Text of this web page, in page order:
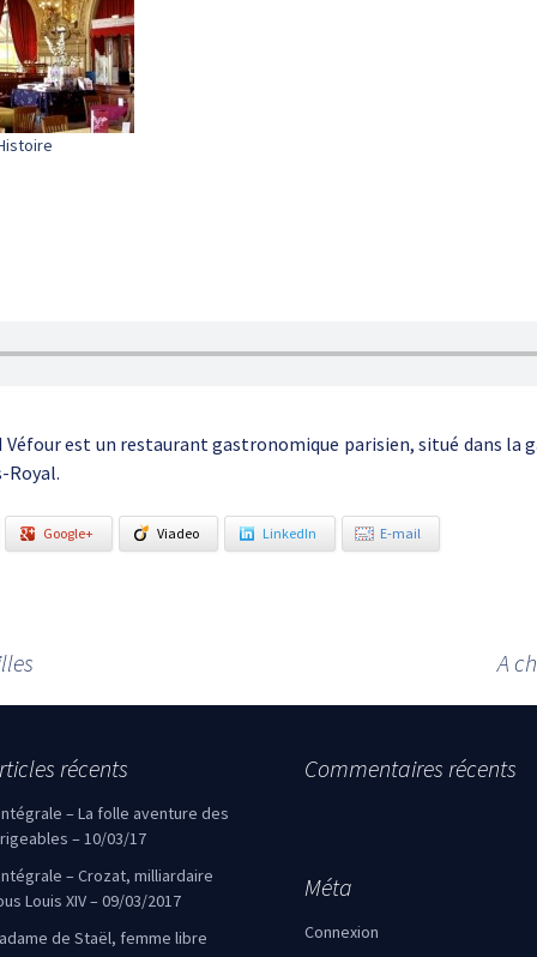
Véfour est un restaurant gastronomique parisien, situé dans la
Royal.
Google+ Viadeo LinkedIn E-mail
A
récents
– La folle aventure des
– 10/03/17
– Crozat, milliardaire
Louis XIV – 09/03/2017
de Staël, femme libre
Commentaires récents
Méta
Connexion